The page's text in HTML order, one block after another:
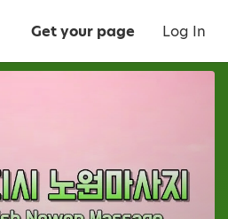
Get your page Log In